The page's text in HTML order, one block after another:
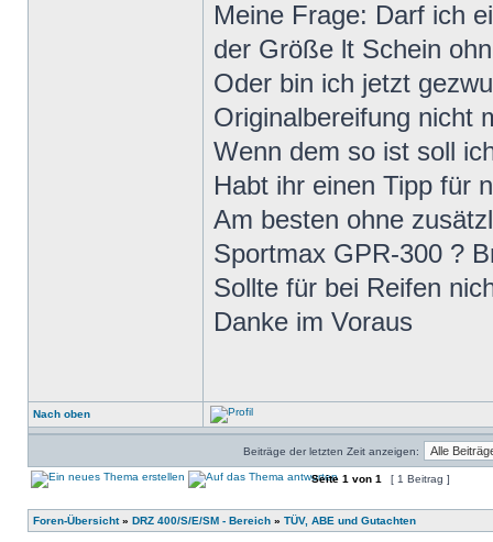
Meine Frage: Darf ich
der Größe lt Schein
Oder bin ich jetzt
Originalbereifung nicht
Wenn dem so ist soll
Habt ihr einen Tipp für
Am besten ohne
Sportmax GPR-300 ?
Sollte für bei Reifen
Danke im Voraus
Nach oben
Beiträge der letzten Zeit anzeigen:
Seite 1 von 1 [ 1 Beitrag ]
Foren-Übersicht» DRZ 400/S/E/SM - Bereich » TÜV, ABE und Gutachten